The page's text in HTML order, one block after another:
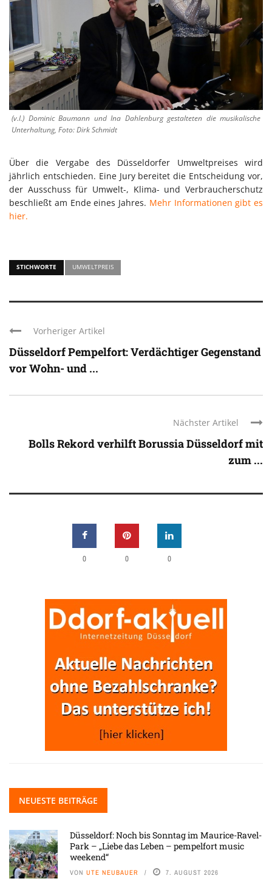
(v.l.) Dominic Baumann und Ina Dahlenburg gestalteten die musikalische
Unterhaltung, Foto: Dirk Schmidt
Über die Vergabe des Düsseldorfer Umweltpreises wird
jährlich entschieden. Eine Jury bereitet die Entscheidung vor,
der Ausschuss für Umwelt-, Klima- und Verbraucherschutz
beschließt am Ende eines Jahres. Mehr Informationen gibt es
hier.
STICHWORTE UMWELTPREIS
Vorheriger Artikel
Düsseldorf Pempelfort: Verdächtiger Gegenstand
vor Wohn- und ...
Nächster Artikel
Bolls Rekord verhilft Borussia Düsseldorf mit
zum ...
0 0 0
NEUESTE BEITRÄGE
Düsseldorf: Noch bis Sonntag im Maurice-Ravel-
Park – „Liebe das Leben – pempelfort music
weekend“
VON UTE NEUBAUER 7. AUGUST 2026